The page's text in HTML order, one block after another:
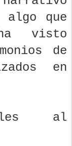
algo que
visto
de
en
al